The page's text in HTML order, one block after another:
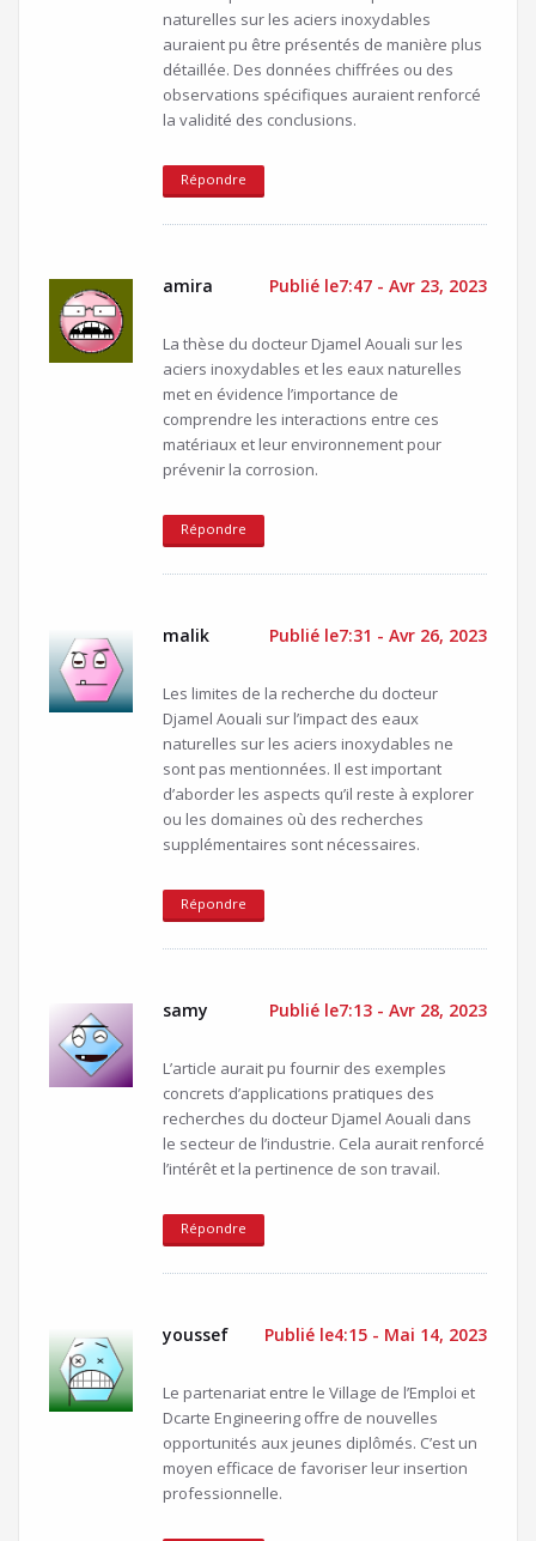
naturelles sur les aciers inoxydables
auraient pu être présentés de manière plus
détaillée. Des données chiffrées ou des
observations spécifiques auraient renforcé
la validité des conclusions.
Répondre
amira Publié le7:47 - Avr 23, 2023
La thèse du docteur Djamel Aouali sur les
aciers inoxydables et les eaux naturelles
met en évidence l’importance de
comprendre les interactions entre ces
matériaux et leur environnement pour
prévenir la corrosion.
Répondre
malik Publié le7:31 - Avr 26, 2023
Les limites de la recherche du docteur
Djamel Aouali sur l’impact des eaux
naturelles sur les aciers inoxydables ne
sont pas mentionnées. Il est important
d’aborder les aspects qu’il reste à explorer
ou les domaines où des recherches
supplémentaires sont nécessaires.
Répondre
samy Publié le7:13 - Avr 28, 2023
L’article aurait pu fournir des exemples
concrets d’applications pratiques des
recherches du docteur Djamel Aouali dans
le secteur de l’industrie. Cela aurait renforcé
l’intérêt et la pertinence de son travail.
Répondre
youssef Publié le4:15 - Mai 14, 2023
Le partenariat entre le Village de l’Emploi et
Dcarte Engineering offre de nouvelles
opportunités aux jeunes diplômés. C’est un
moyen efficace de favoriser leur insertion
professionnelle.